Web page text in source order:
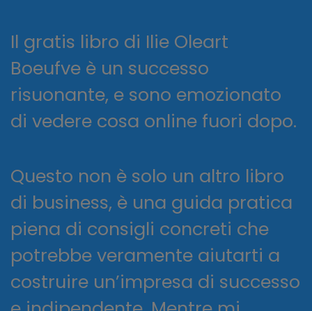
Il gratis libro di Ilie Oleart
Boeufve è un successo
risuonante, e sono emozionato
di vedere cosa online fuori dopo.
Questo non è solo un altro libro
di business, è una guida pratica
piena di consigli concreti che
potrebbe veramente aiutarti a
costruire un’impresa di successo